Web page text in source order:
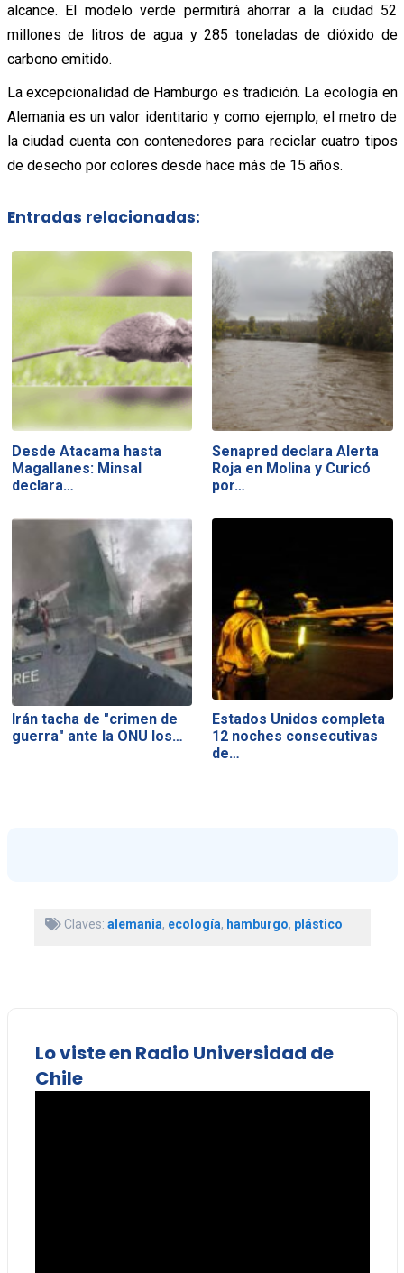
alcance. El modelo verde permitirá ahorrar a la ciudad 52
millones de litros de agua y 285 toneladas de dióxido de
carbono emitido.
La excepcionalidad de Hamburgo es tradición. La ecología en
Alemania es un valor identitario y como ejemplo, el metro de
la ciudad cuenta con contenedores para reciclar cuatro tipos
de desecho por colores desde hace más de 15 años.
Entradas relacionadas:
Desde Atacama hasta
Magallanes: Minsal
declara…
Senapred declara Alerta
Roja en Molina y Curicó
por…
Irán tacha de "crimen de
guerra" ante la ONU los…
Estados Unidos completa
12 noches consecutivas
de…
Claves: alemania, ecología, hamburgo, plástico
Lo viste en Radio Universidad de
Chile